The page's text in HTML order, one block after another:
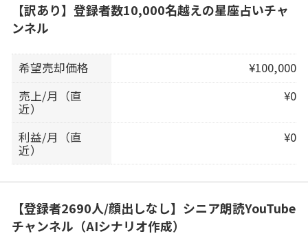
【訳あり】登録者数10,000名越えの星座占いチャ
ンネル
希望売却価格
¥100,000
売上/月（直
近）
¥0
利益/月（直
近）
¥0
【登録者2690人/顔出しなし】シニア朗読YouTube
チャンネル（AIシナリオ作成）